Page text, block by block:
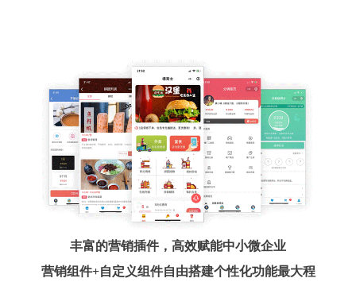
丰富的营销插件，高效赋能中小微企业
营销组件+自定义组件自由搭建个性化功能最大程